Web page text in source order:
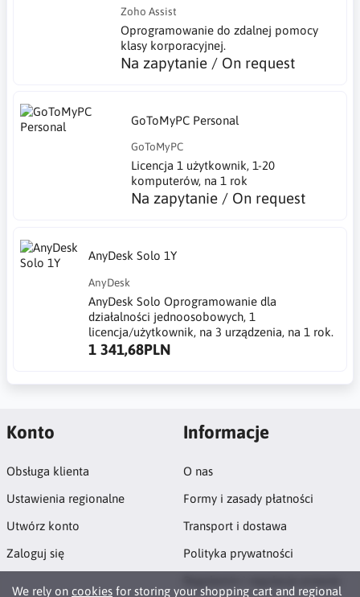
Zoho Assist
Oprogramowanie do zdalnej pomocy
klasy korporacyjnej.
Na zapytanie / On request
GoToMyPC Personal
GoToMyPC
Licencja 1 użytkownik, 1-20
komputerów, na 1 rok
Na zapytanie / On request
AnyDesk Solo 1Y
AnyDesk
AnyDesk Solo Oprogramowanie dla
działalności jednoosobowych, 1
licencja/użytkownik, na 3 urządzenia, na 1 rok.
1 341,68PLN
We rely on cookies for storing your shopping cart and regional
Konto
Obsługa klienta
Ustawienia regionalne
Utwórz konto
Zaloguj się
Informacje
O nas
Formy i zasady płatności
Transport i dostawa
Polityka prywatności